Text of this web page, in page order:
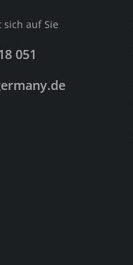
auf Sie
051